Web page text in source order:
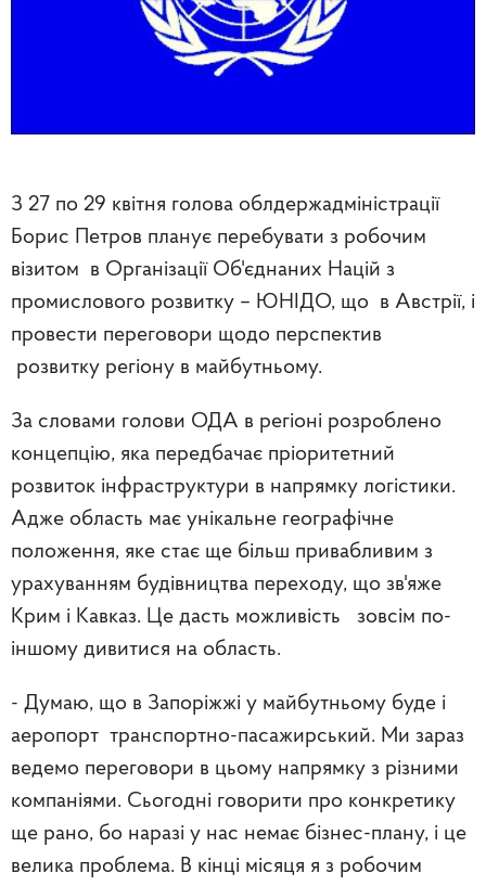
З 27 по 29 квітня голова облдержадміністрації
Борис Петров планує перебувати з робочим
візитом в Організації Об'єднаних Націй з
промислового розвитку – ЮНІДО, що в Австрії, і
провести переговори щодо перспектив
розвитку регіону в майбутньому.
За словами голови ОДА в регіоні розроблено
концепцію, яка передбачає пріоритетний
розвиток інфраструктури в напрямку логістики.
Адже область має унікальне географічне
положення, яке стає ще більш привабливим з
урахуванням будівництва переходу, що зв'яже
Крим і Кавказ. Це дасть можливість зовсім по-
іншому дивитися на область.
- Думаю, що в Запоріжжі у майбутньому буде і
аеропорт транспортно-пасажирський. Ми зараз
ведемо переговори в цьому напрямку з різними
компаніями. Сьогодні говорити про конкретику
ще рано, бо наразі у нас немає бізнес-плану, і це
велика проблема. В кінці місяця я з робочим